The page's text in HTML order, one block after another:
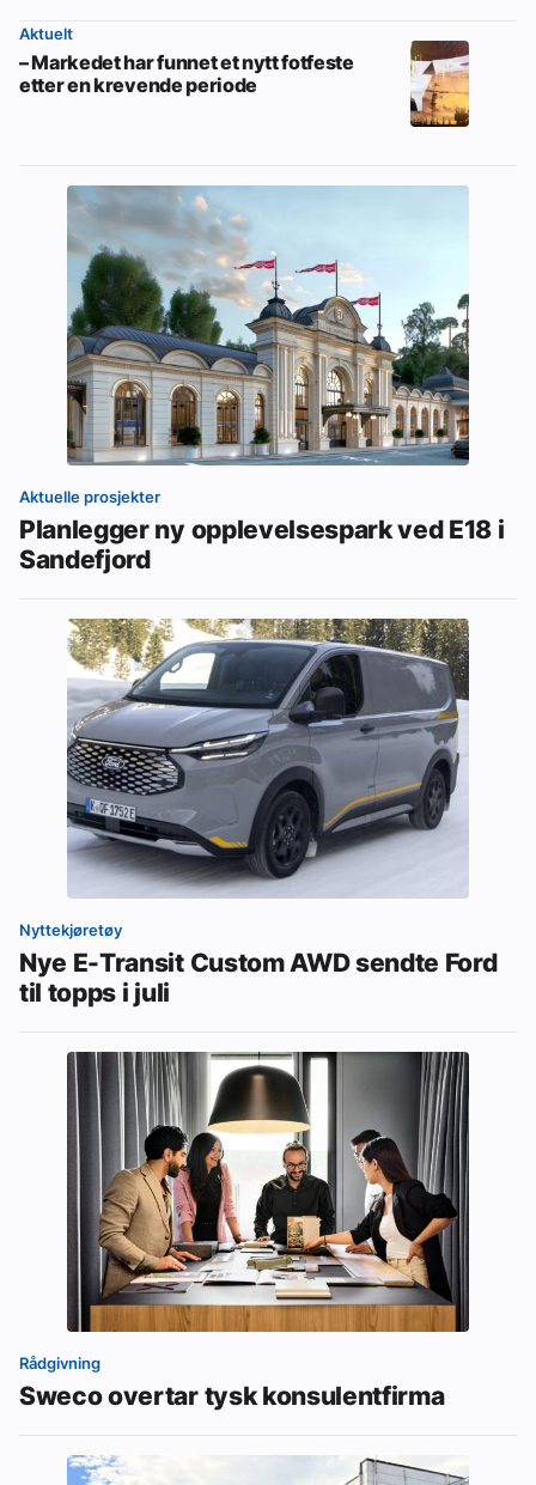
Aktuelt
– Markedet har funnet et nytt fotfeste
etter en krevende periode
Aktuelle prosjekter
Planlegger ny opplevelsespark ved E18 i
Sandefjord
Nyttekjøretøy
Nye E-Transit Custom AWD sendte Ford
til topps i juli
Rådgivning
Sweco overtar tysk konsulentfirma